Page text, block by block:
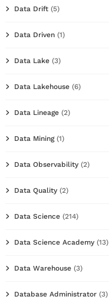
Data Drift (5)
Data Driven (1)
Data Lake (3)
Data Lakehouse (6)
Data Lineage (2)
Data Mining(1)
Data Observability (2)
Data Quality (2)
Data Science (214)
Data Science Academy (13)
Data Warehouse (3)
Database Administrator (3)